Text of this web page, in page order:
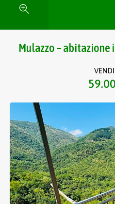
Mulazzo – abitazione